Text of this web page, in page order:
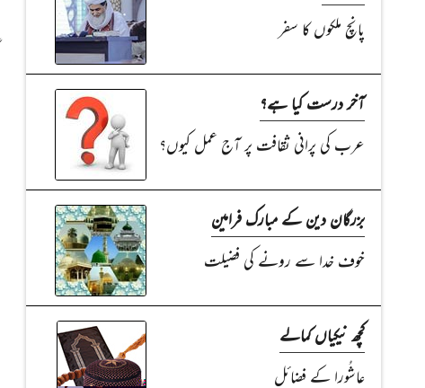
پانچ ملکوں کا سفر
آخر درست کیا ہے؟
عرب کی پرانی ثقافت پر آج عمل کیوں؟
بزرگان دین کے مبارک فرامین
خوف خدا سے رونے کی فضیلت
کچھ نیکیاں کمالے
عاشُورا کے فضائل